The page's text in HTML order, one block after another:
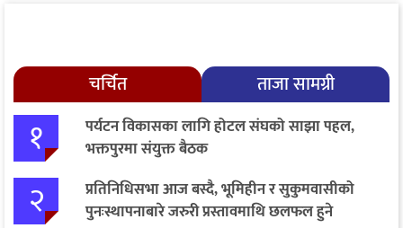
चर्चित ताजा सामग्री
१
पर्यटन विकासका लागि होटल संघको साझा पहल,
भक्तपुरमा संयुक्त बैठक
२
प्रतिनिधिसभा आज बस्दै, भूमिहीन र सुकुमवासीको
पुनःस्थापनाबारे जरुरी प्रस्तावमाथि छलफल हुने